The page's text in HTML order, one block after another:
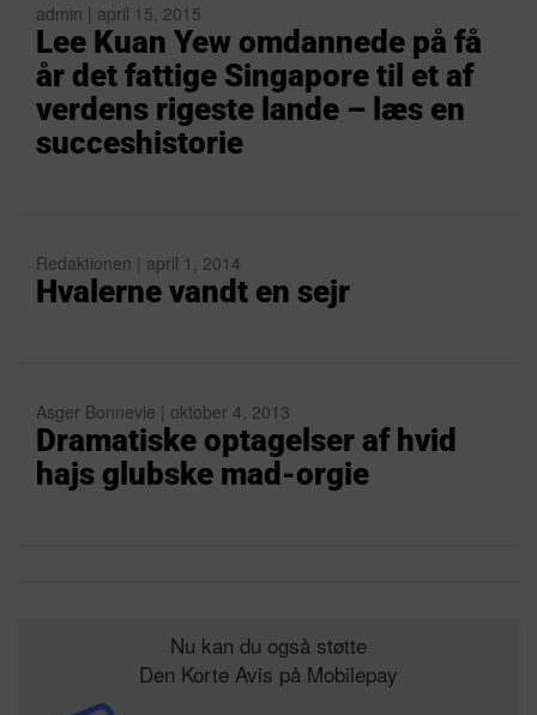
admin | april 15, 2015
Lee Kuan Yew omdannede på få
år det fattige Singapore til et af
verdens rigeste lande – læs en
succeshistorie
Redaktionen | april 1, 2014
Hvalerne vandt en sejr
Asger Bonnevie | oktober 4, 2013
Dramatiske optagelser af hvid
hajs glubske mad-orgie
Nu kan du også støtte
Den Korte Avis på Mobilepay